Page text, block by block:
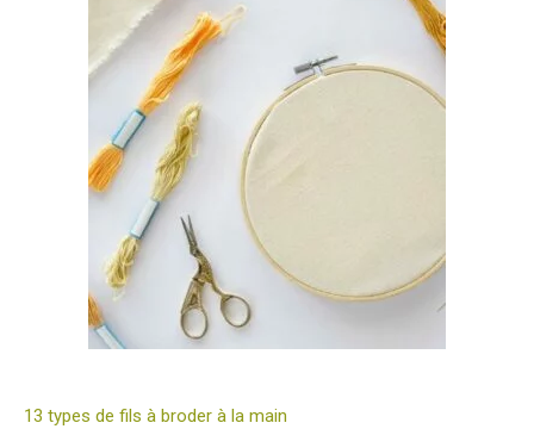
13 types de fils à broder à la main